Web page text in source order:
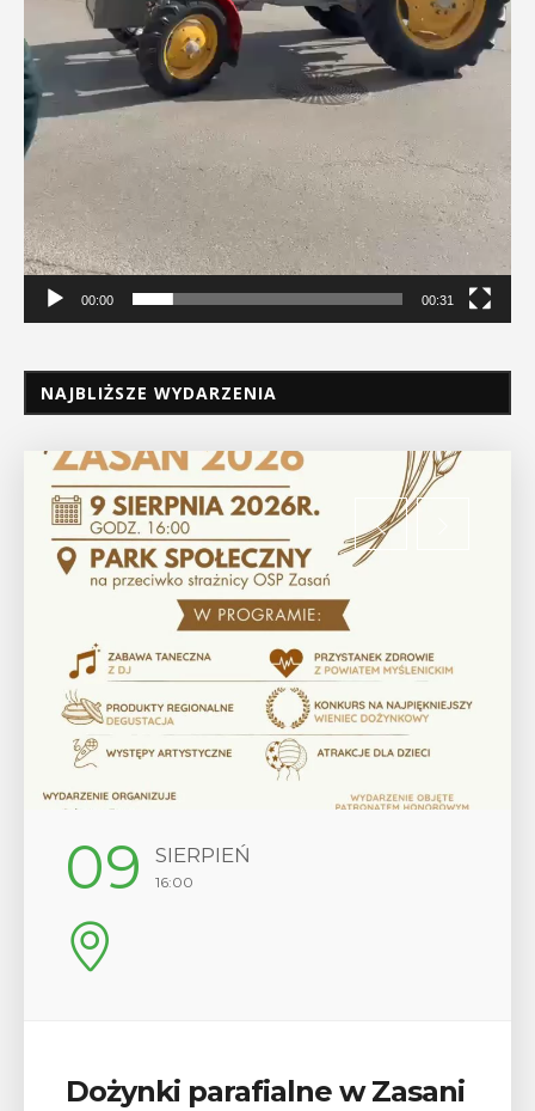
00:00 00:31
NAJBLIŻSZE WYDARZENIA
12 SIERPIEŃ
17:00
Wykład „Jak zdobyć